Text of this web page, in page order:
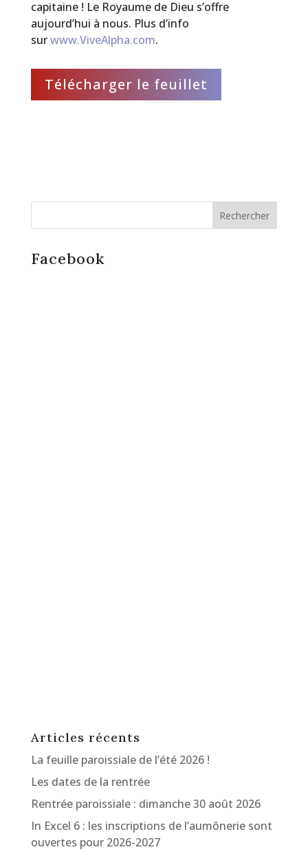
capitaine ! Le Royaume de Dieu s’offre
aujourd’hui à nous. Plus d’info
surwww.ViveAlpha.com.
Télécharger le feuillet
Facebook
Articles récents
La feuille paroissiale de l’été 2026 !
Les dates de la rentrée
Rentrée paroissiale : dimanche 30 août 2026
In Excel 6 : les inscriptions de l’aumônerie sont
ouvertes pour 2026-2027